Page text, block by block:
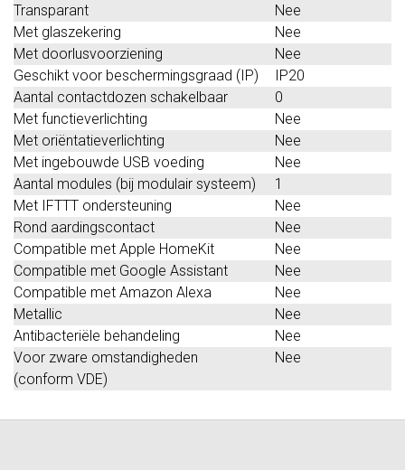
Transparant
Nee
Met glaszekering
Nee
Met doorlusvoorziening
Nee
Geschikt voor beschermingsgraad (IP)
IP20
Aantal contactdozen schakelbaar
0
Met functieverlichting
Nee
Met oriëntatieverlichting
Nee
Met ingebouwde USB voeding
Nee
Aantal modules (bij modulair systeem)
1
Met IFTTT ondersteuning
Nee
Rond aardingscontact
Nee
Compatible met Apple HomeKit
Nee
Compatible met Google Assistant
Nee
Compatible met Amazon Alexa
Nee
Metallic
Nee
Antibacteriële behandeling
Nee
Voor zware omstandigheden
(conform VDE)
Nee